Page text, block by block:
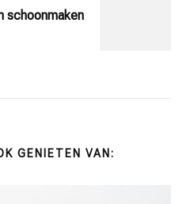
schoonmaken
GENIETEN VAN: